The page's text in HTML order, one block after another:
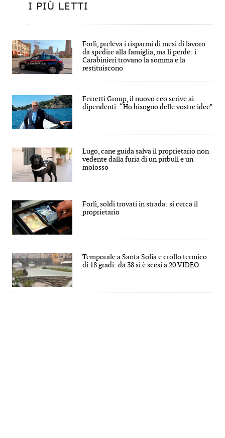
I PIÙ LETTI
Forlì, preleva i risparmi di mesi di lavoro
da spedire alla famiglia, ma li perde: i
Carabinieri trovano la somma e la
restituiscono
Ferretti Group, il nuovo ceo scrive ai
dipendenti: “Ho bisogno delle vostre idee”
Lugo, cane guida salva il proprietario non
vedente dalla furia di un pitbull e un
molosso
Forlì, soldi trovati in strada: si cerca il
proprietario
Temporale a Santa Sofia e crollo termico
di 18 gradi: da 38 si è scesi a 20 VIDEO